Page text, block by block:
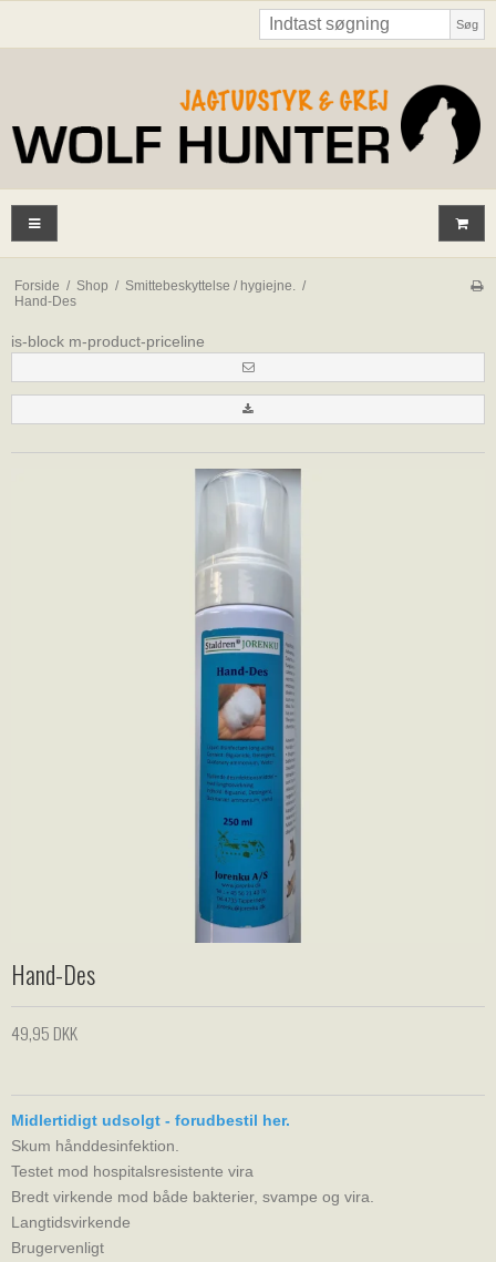
Søg
Forside / Shop / Smittebeskyttelse / hygiejne.
/
Hand-Des
is-block m-product-priceline
Hand-Des
49,95 DKK
Midlertidigt udsolgt - forudbestil her.
Skum hånddesinfektion.
Testet mod hospitalsresistente vira
Bredt virkende mod både bakterier, svampe og vira.
Langtidsvirkende
Brugervenligt